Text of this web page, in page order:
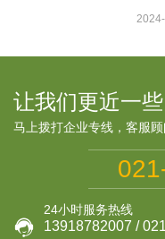
让我们更近一
马上拨打企业专线，客服

24小时服务热线
13918782007 /